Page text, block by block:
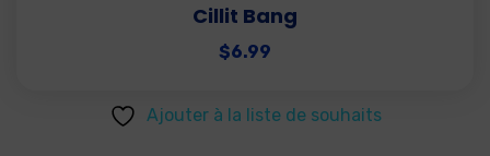
Cillit Bang
$6.99
Ajouter à la liste de souhaits